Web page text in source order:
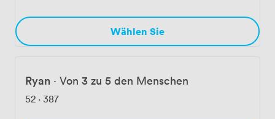
Wählen Sie
Ryan · Von 3 zu 5 den Menschen
52 · 387